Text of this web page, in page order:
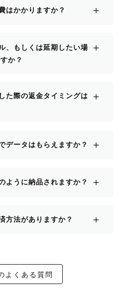
はかかりますか？ ＋
、もしくは延期したい場
か？
＋
た際の返金タイミングは
＋
データはもらえますか？ ＋
ように納品されますか？ ＋
方法がありますか？ ＋
よくある質問